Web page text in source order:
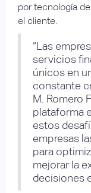
por tecnología
el cliente.
“Las
servicios
únicos en
constante
M. Romero
plataforma
estos
empresas
para
mejorar la
decisiones